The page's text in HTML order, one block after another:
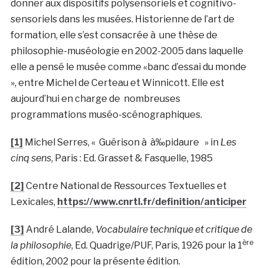
donner aux dispositifs polysensoriels et cognitivo-
sensoriels dans les musées. Historienne de l’art de
formation, elle s’est consacrée à une thèse de
philosophie-muséologie en 2002-2005 dans laquelle
elle a pensé le musée comme «banc d’essai du monde
», entre Michel de Certeau et Winnicott. Elle est
aujourd’hui en charge de nombreuses
programmations muséo-scénographiques.
[1] Michel Serres, « Guérison à à‰pidaure » in Les
cinq sens, Paris : Ed. Grasset & Fasquelle, 1985
[2] Centre National de Ressources Textuelles et
Lexicales, https://www.cnrtl.fr/definition/anticiper
[3] André Lalande, Vocabulaire technique et critique de
la philosophie, Ed. Quadrige/PUF, Paris, 1926 pour la 1ère
édition, 2002 pour la présente édition.